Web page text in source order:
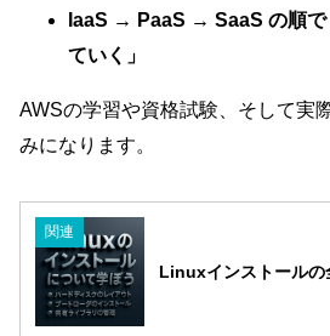
IaaS → PaaS → SaaS の順で
ていく」
AWSの学習や資格試験、そして実
みになります。
関連
Linuxインストールの